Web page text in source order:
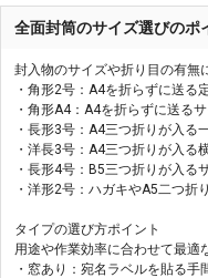
全面封筒のサイズ選びのポ
封入物のサイズや折り目の有無
・角形2号：A4を折らずに送る
・角形A4：A4を折らずに送る
・長形3号：A4三つ折りが入る
・洋長3号：A4三つ折りが入る
・長形4号：B5三つ折りが入る
・洋形2号：ハガキやA5二つ折
タイプの選び方ポイント
用途や作業効率に合わせて最適
・窓あり：宛名ラベルを貼る手